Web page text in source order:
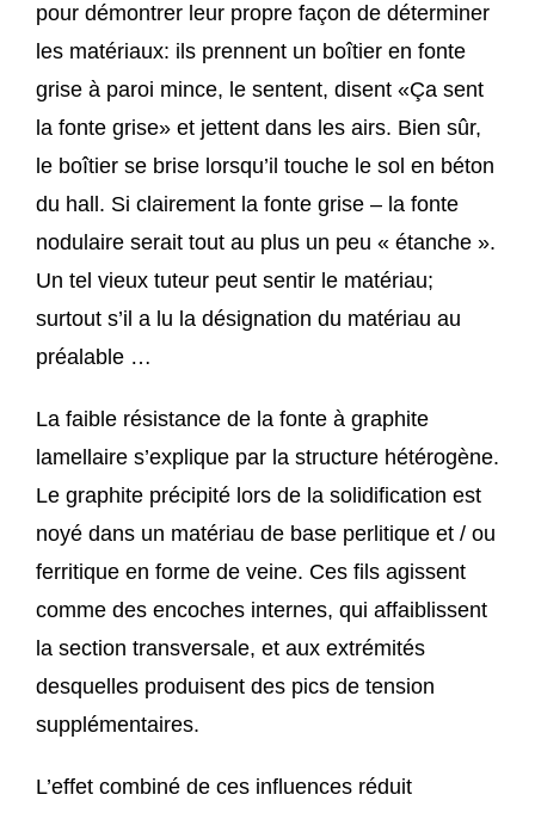
pour démontrer leur propre façon de déterminer
les matériaux: ils prennent un boîtier en fonte
grise à paroi mince, le sentent, disent «Ça sent
la fonte grise» et jettent dans les airs. Bien sûr,
le boîtier se brise lorsqu’il touche le sol en béton
du hall. Si clairement la fonte grise – la fonte
nodulaire serait tout au plus un peu « étanche ».
Un tel vieux tuteur peut sentir le matériau;
surtout s’il a lu la désignation du matériau au
préalable …
La faible résistance de la fonte à graphite
lamellaire s’explique par la structure hétérogène.
Le graphite précipité lors de la solidification est
noyé dans un matériau de base perlitique et / ou
ferritique en forme de veine. Ces fils agissent
comme des encoches internes, qui affaiblissent
la section transversale, et aux extrémités
desquelles produisent des pics de tension
supplémentaires.
L’effet combiné de ces influences réduit